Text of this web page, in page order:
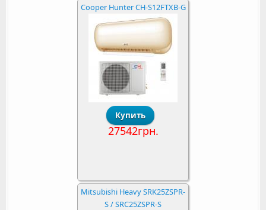
Cooper Hunter CH-S12FTXB-G
27542грн.
Mitsubishi Heavy SRK25ZSPR-
S / SRC25ZSPR-S